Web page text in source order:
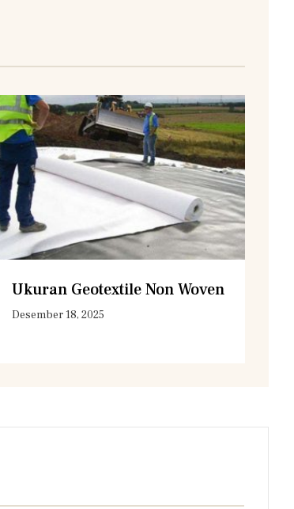
Ukuran Geotextile Non Woven
Desember 18, 2025